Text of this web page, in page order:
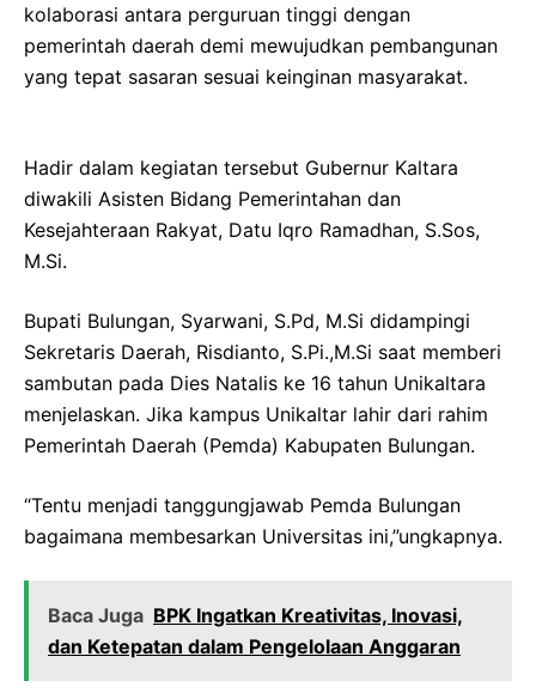
kolaborasi antara perguruan tinggi dengan
pemerintah daerah demi mewujudkan pembangunan
yang tepat sasaran sesuai keinginan masyarakat.
Hadir dalam kegiatan tersebut Gubernur Kaltara
diwakili Asisten Bidang Pemerintahan dan
Kesejahteraan Rakyat, Datu Iqro Ramadhan, S.Sos,
M.Si.
Bupati Bulungan, Syarwani, S.Pd, M.Si didampingi
Sekretaris Daerah, Risdianto, S.Pi.,M.Si saat memberi
sambutan pada Dies Natalis ke 16 tahun Unikaltara
menjelaskan. Jika kampus Unikaltar lahir dari rahim
Pemerintah Daerah (Pemda) Kabupaten Bulungan.
“Tentu menjadi tanggungjawab Pemda Bulungan
bagaimana membesarkan Universitas ini,”ungkapnya.
Baca Juga BPK Ingatkan Kreativitas, Inovasi,
dan Ketepatan dalam Pengelolaan Anggaran